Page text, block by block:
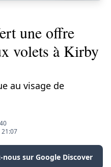
une offre
volets à Kirby
au visage de
nous sur Google Discover